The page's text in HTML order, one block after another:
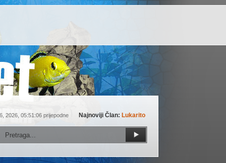
2026, 05:51:06 prijepodne Najnoviji Član: Lukarito